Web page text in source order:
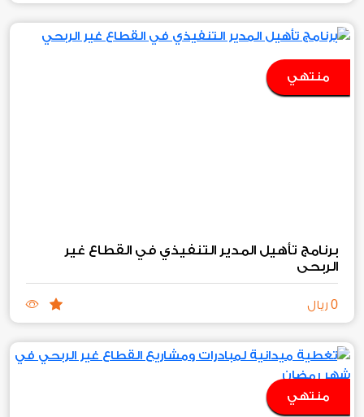
منتهي
برنامج تأهيل المدير التنفيذي في القطاع غير
الربحي
0 ريال
منتهي